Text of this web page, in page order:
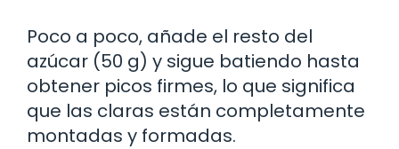
Poco a poco, añade el resto del
azúcar (50 g) y sigue batiendo hasta
obtener picos firmes, lo que significa
que las claras están completamente
montadas y formadas.